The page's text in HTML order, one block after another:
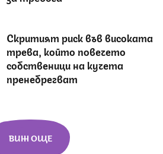
Скритият риск във високата
трева, който повечето
собственици на кучета
пренебрегват
ВИЖ ОЩЕ